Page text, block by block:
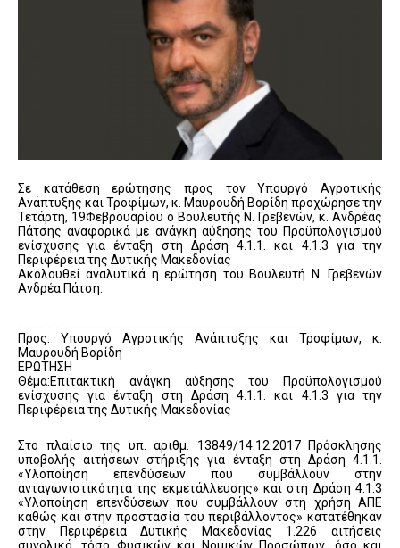
Σε κατάθεση ερώτησης προς τον Υπουργό Αγροτικής
Ανάπτυξης και Τροφίμων, κ. Μαυρουδή Βορίδη προχώρησε την
Τετάρτη, 19Φεβρουαρίου ο Βουλευτής Ν. Γρεβενών, κ. Ανδρέας
Πάτσης αναφορικά με ανάγκη αύξησης του Προϋπολογισμού
ενίσχυσης για ένταξη στη Δράση 4.1.1. και 4.1.3 για την
Περιφέρεια της Δυτικής Μακεδονίας
Ακολουθεί αναλυτικά η ερώτηση του Βουλευτή Ν. Γρεβενών
Ανδρέα Πάτση:
Προς: Υπουργό Αγροτικής Ανάπτυξης και Τροφίμων, κ.
Μαυρουδή Βορίδη
ΕΡΩΤΗΣΗ
Θέμα:Επιτακτική ανάγκη αύξησης του Προϋπολογισμού
ενίσχυσης για ένταξη στη Δράση 4.1.1. και 4.1.3 για την
Περιφέρεια της Δυτικής Μακεδονίας
Στο πλαίσιο της υπ. αριθμ. 13849/14.12.2017 Πρόσκλησης
υποβολής αιτήσεων στήριξης για ένταξη στη Δράση 4.1.1.
«Υλοποίηση επενδύσεων που συμβάλλουν στην
ανταγωνιστικότητα της εκμετάλλευσης» και στη Δράση 4.1.3
«Υλοποίηση επενδύσεων που συμβάλλουν στη χρήση ΑΠΕ
καθώς και στην προστασία του περιβάλλοντος» κατατέθηκαν
στην Περιφέρεια Δυτικής Μακεδονίας 1.226 αιτήσεις